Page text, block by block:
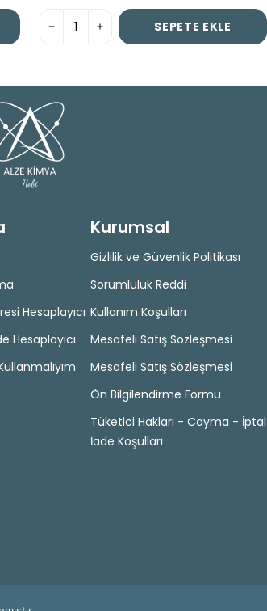
SEPETE EKLE
Hesaplayıcı
Hesaplayıcı
Kurumsal
Gizlilik ve Güvenlik Politikası
Sorumluluk Reddi
Kullanım Koşulları
Mesafeli Satış Sözleşmesi
Mesafeli Satış Sözleşmesi
Ön Bilgilendirme Formu
Tüketici Hakları - Cayma - İptal
İade Koşulları